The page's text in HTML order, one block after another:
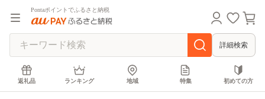
Pontaポイントでふるさと納税
詳細検索
返礼品 ランキング 地域 特集 初めての方